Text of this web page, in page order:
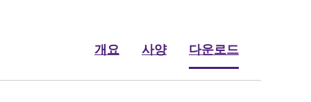
개요 사양 다운로드